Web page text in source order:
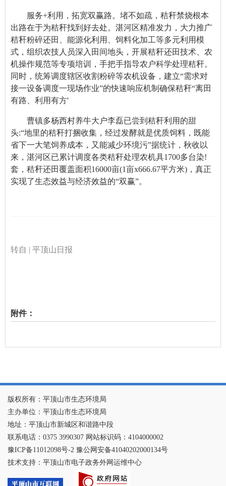
服务+利用，拓宽双赢路。堵不如疏，秸秆禁烧根本
出路在于为秸秆找到好去处。湛河区精准发力，大力推广
秸秆粉碎还田、能源化利用、饲料化加工等多元利用模
式，组织农技人员深入田间地头，开展秸秆还田技术、农
机操作规范等专项培训，手把手指导农户科学处理秸秆。
同时，统筹调度辖区收割粉碎等农机设备，建立“需求对
接一设备调度一现场作业”的快速响应机制确保秸秆“离田
有路、利用有方'
曹镇多杨西村养牛大户李磊已尝到秸秆利用的甜
头:“地里的秸秆打捆收集，经过发酵就是优质饲料，既能
省下一大笔饲养成本，又能减少环境污”据统计，秋收以
来，湛河区已累计调度各类秸秆处理农机具1700多台染!
套，秸秆还田覆盖面积16000亩(1亩x666.67平方米)，真正
实现了生态效益与经济效益的“双赢”。
转自 | 平顶山日报
附件：
版权所有：平顶山市生态环境局
主办单位：平顶山市生态环境局
地址：平顶山市新城区和谐路中段
联系电话：0375 3990307 网站标识码：4104000002
豫ICP备11012098号-2 豫公网安备41040202000134号
技术支持：平顶山市电子政务外网运维中心